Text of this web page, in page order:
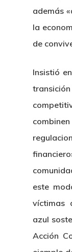
además
la
de
Insistió
este
víctimas
azul
Acción